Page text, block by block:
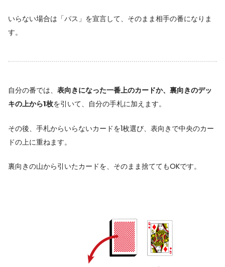
いらない場合は「パス」を宣言して、そのまま相手の番になりま
す。
自分の番では、 表向きになった一番上のカードか、裏向きのデッ
キの上から1枚を引いて、自分の手札に加えます。
その後、手札からいらないカードを1枚選び、表向きで中央のカー
ドの上に重ねます。
裏向きの山から引いたカードを、そのまま捨ててもOKです。